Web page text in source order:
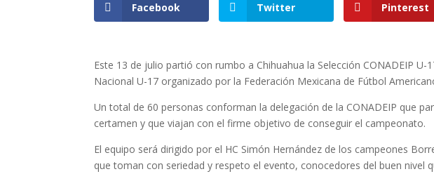
Facebook Twitter Pinterest
Este 13 de julio partió con rumbo a Chihuahua la Selección CONADEIP U-
Nacional U-17 organizado por la Federación Mexicana de Fútbol
Un total de 60 personas conforman la delegación de la CONADEIP que
certamen y que viajan con el firme objetivo de conseguir el campeonato.
El equipo será dirigido por el HC Simón Hernández de los campeones
que toman con seriedad y respeto el evento, conocedores del buen nivel